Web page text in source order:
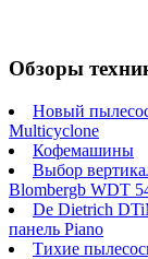
Обзоры
Новый
Multicyclone
Кофемашины
Выбор
Blombergb WDT
De Dietrich
панель Piano
Тихие